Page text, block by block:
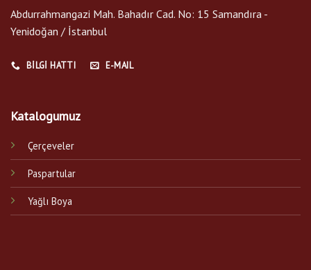
Abdurrahmangazi Mah. Bahadır Cad. No: 15 Samandıra -
Yenidoğan / İstanbul
BILGI HATTI E-MAIL
Katalogumuz
Çerçeveler
Paspartular
Yağlı Boya